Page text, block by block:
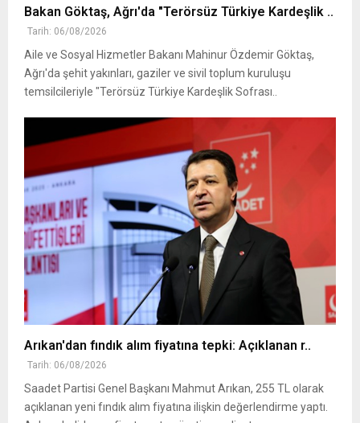
Bakan Göktaş, Ağrı'da "Terörsüz Türkiye Kardeşlik ..
Tarih: 06/08/2026
Aile ve Sosyal Hizmetler Bakanı Mahinur Özdemir Göktaş,
Ağrı'da şehit yakınları, gaziler ve sivil toplum kuruluşu
temsilcileriyle "Terörsüz Türkiye Kardeşlik Sofrası..
Arıkan'dan fındık alım fiyatına tepki: Açıklanan r..
Tarih: 06/08/2026
Saadet Partisi Genel Başkanı Mahmut Arıkan, 255 TL olarak
açıklanan yeni fındık alım fiyatına ilişkin değerlendirme yaptı.